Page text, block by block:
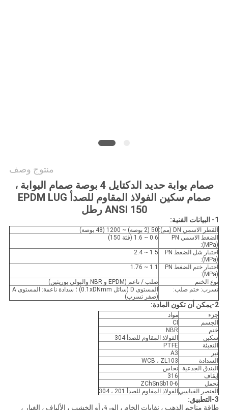
منتوج وصف
صمام بوابة حديد الدكتايل 4 بوصة صمام البوابة ،
صمام سكين الفولاذ المقاوم للصدأ EPDM LUG
ANSI 150 رطل
1- البيانات الفنية:
القطر الاسمي DN (مم):
50 (2 بوصة) ~ 1200 (48 بوصة)
الضغط الاسمي PN
(MPa):
0.6 ~ 1.6 (فئة 150)
اختبار شل الضغط PN
(MPa):
1.5 ~ 2.4
اختبار ختم الضغط PN
(MPa):
1.1 ~ 1.76
نوع الختم
صلب / ناعم (EPDM و NBR والبولي يوريثين)
تسرب: ختم صلب:
المستوى D (سائل 0.1xDNmm) ؛ سدادة ناعمة: المستوى A
(صفر تسرب)
2-يمكن أن تكون المادة:
جزء
مواد
الجسم
CI
ختم
NBR
سكين
الفولاذ المقاوم للصدأ 304
التعبئة
PTFE
نير
A3
السدادة
WCB ، ZL103
البندق الجذعية
نحاس
إيقاف
316
تحمل
ZChSnSb10-6
العنصر القياسي الفولاذ المقاوم للصدأ 201 ، 304
3-التطبيق:
طاقة مناجم الذهب ، نفايات الخام ، الورق أو الخشب ، الألياف ، الغبار ،